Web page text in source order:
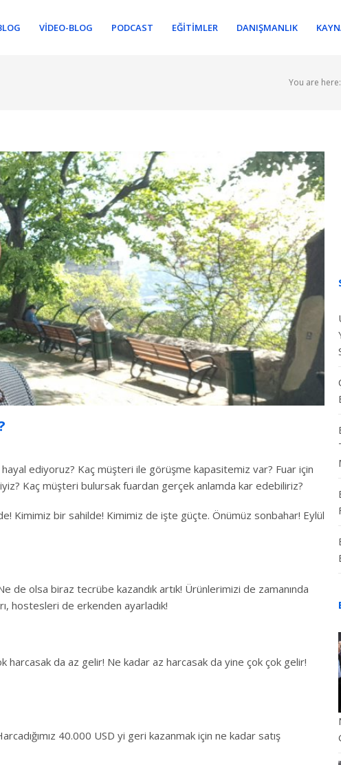
VIDEO-BLOG PODCAST EĞITIMLER DANIŞMANLIK
You are here:
ediyoruz? Kaç müşteri ile görüşme kapasitemiz var? Fuar için
Kaç müşteri bulursak fuardan gerçek anlamda kar edebiliriz?
Kimimiz bir sahilde! Kimimiz de işte güçte. Önümüz sonbahar! Eylül
de olsa biraz tecrübe kazandık artık! Ürünlerimizi de zamanında
hostesleri de erkenden ayarladık!
harcasak da az gelir! Ne kadar az harcasak da yine çok çok gelir!
40.000 USD yi geri kazanmak için ne kadar satış